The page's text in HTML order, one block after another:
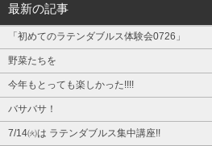
最新の記事
「初めてのラテンダブルス体験会0726」
野菜たちを
今年もとっても楽しかった!!!!
バサバサ！
7/14㈫は ラテンダブルス集中講座!!